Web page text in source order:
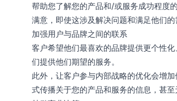
帮助您了解您的产品和/或服务成功程度
满意，即使这涉及解决问题和满足他们的
加强用户与品牌之间的联系
客户希望他们最喜欢的品牌提供更个性
们提供他们期望的服务。
此外，让客户参与内部战略的优化会增
式传播关于您的产品和服务的信息，甚至